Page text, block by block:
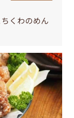
くわのめん